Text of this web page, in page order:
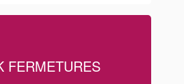
FERMETURES